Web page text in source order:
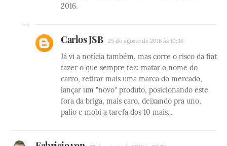
2016.
Carlos JSB 25 de agosto de 2016 às 10:36
Já vi a notícia também, mas corre o risco da fiat
fazer o que sempre fez: matar o nome do
carro, retirar mais uma marca do mercado,
lançar um "novo" produto, posicionando este
fora da briga, mais caro, deixando pra uno,
palio e mobi a tarefa dos 10 mais...